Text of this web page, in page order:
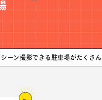
る駐車場がたくさん見つかりま